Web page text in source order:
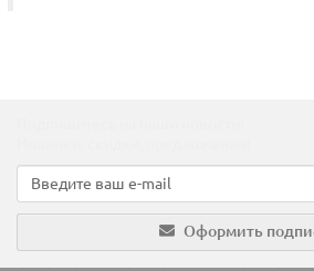
Оформить